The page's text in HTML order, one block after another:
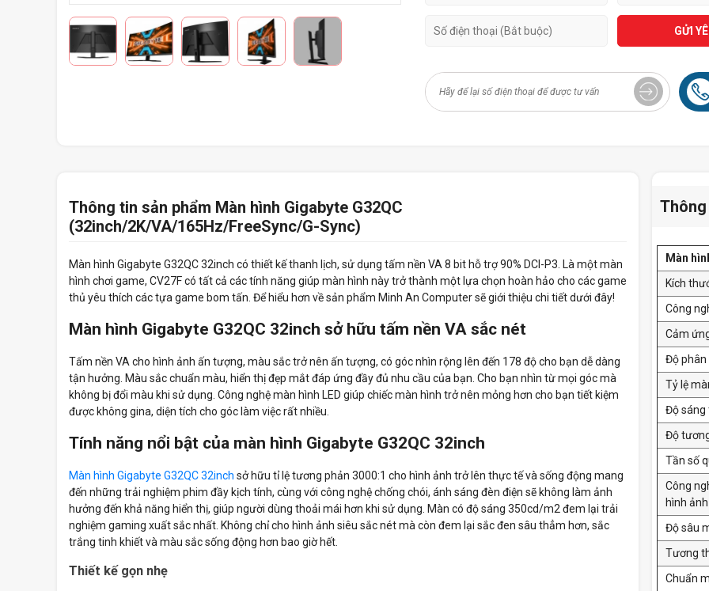
GỬI
Thông tin sản phẩm Màn hình Gigabyte G32QC
(32inch/2K/VA/165Hz/FreeSync/G-Sync)
Màn hình Gigabyte G32QC 32inch có thiết kế thanh lịch, sử dụng tấm nền VA 8 bit hỗ trợ 90% DCI-P3. Là một màn
hình chơi game, CV27F có tất cả các tính năng giúp màn hình này trở thành một lựa chọn hoàn hảo cho các game
thủ yêu thích các tựa game bom tấn. Để hiểu hơn về sản phẩm Minh An Computer sẽ giới thiệu chi tiết dưới đây!
Màn hình Gigabyte G32QC 32inch sở hữu tấm nền VA sắc nét
Tấm nền VA cho hình ảnh ấn tượng, màu sắc trở nên ấn tượng, có góc nhìn rộng lên đến 178 độ cho bạn dễ dàng
tận hưởng. Màu sắc chuẩn màu, hiển thị đẹp mắt đáp ứng đầy đủ nhu cầu của bạn. Cho bạn nhìn từ mọi góc mà
không bị đổi màu khi sử dụng. Công nghệ màn hình LED giúp chiếc màn hình trở nên mỏng hơn cho bạn tiết kiệm
được không gina, diện tích cho góc làm việc rất nhiều.
Tính năng nổi bật của màn hình Gigabyte G32QC 32inch
Màn hình Gigabyte G32QC 32inch sở hữu tỉ lệ tương phản 3000:1 cho hình ảnh trở lên thực tế và sống động mang
đến những trải nghiệm phim đầy kịch tính, cùng với công nghệ chống chói, ánh sáng đèn điện sẽ không làm ảnh
hưởng đến khả năng hiển thị, giúp người dùng thoải mái hơn khi sử dụng. Màn có độ sáng 350cd/m2 đem lại trải
nghiệm gaming xuất sắc nhất. Không chỉ cho hình ảnh siêu sắc nét mà còn đem lại sắc đen sâu thẳm hơn, sắc
trắng tinh khiết và màu sắc sống động hơn bao giờ hết.
Thiết kế gọn nhẹ
Màn
Kích
Công
Cảm
Độ phân
Tỷ lệ
Độ sáng
Độ
Tần số
Công
hình ảnh
Độ sâu
Tương
Chuẩn